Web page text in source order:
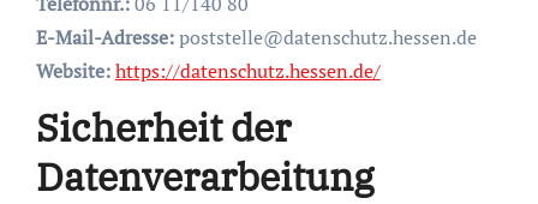
E-Mail-Adresse:poststelle@datenschutz.hessen.de
Website:https://datenschutz.hessen.de/
Sicherheit der
Datenverarbeitung